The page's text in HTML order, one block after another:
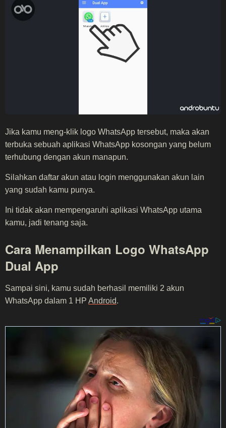
Jika kamu meng-klik logo WhatsApp tersebut, maka akan
terbuka sebuah aplikasi WhatsApp kosongan yang belum
terhubung dengan akun manapun.
Silahkan daftar akun atau login menggunakan akun lain
yang sudah kamu punya.
Ini tidak akan mempengaruhi aplikasi WhatsApp utama
kamu, jadi tenang saja.
Cara Menampilkan Logo WhatsApp
Dual App
Sampai sini, kamu sudah berhasil memiliki 2 akun
WhatsApp dalam 1 HP Android.